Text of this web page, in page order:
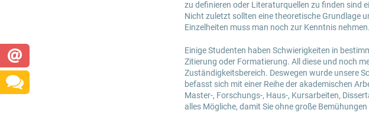
zu definieren oder Literaturquellen zu finden sind
Nicht zuletzt sollten eine theoretische Grundlage
Einzelheiten muss man noch zur Kenntnis nehmen.
Einige Studenten haben Schwierigkeiten in
Zitierung oder Formatierung. All diese und noch
Zuständigkeitsbereich. Deswegen wurde unsere
befasst sich mit einer Reihe der akademischen
Master-, Forschungs-, Haus-, Kursarbeiten,
alles Mögliche, damit Sie ohne große